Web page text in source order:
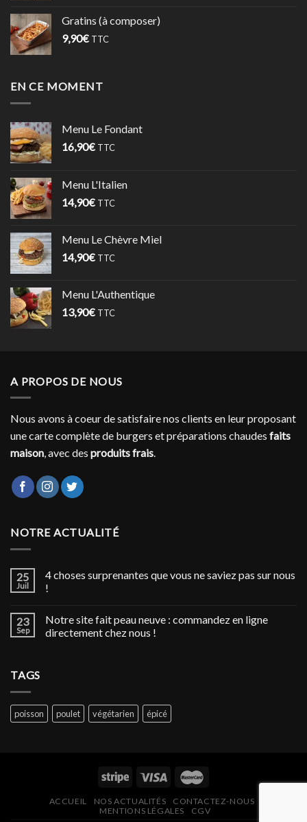
Gratins (à composer)
9,90€ TTC
EN CE MOMENT
Menu Le Fondant
16,90€ TTC
Menu L'Italien
14,90€ TTC
Menu Le Chèvre Miel
14,90€ TTC
Menu L'Authentique
13,90€ TTC
A PROPOS DE NOUS
Nous avons à coeur de satisfaire nos clients en leur proposant
une carte complète de burgers et préparations chaudes faits
maison, avec des produits frais.
NOTRE ACTUALITÉ
25
Juil
4 choses surprenantes que vous ne saviez pas sur nous
!
23
Sep
Notre site fait peau neuve : commandez en ligne
directement chez nous !
TAGS
poisson poulet végétarien épicé
ACCUEIL NOS ACTUALITÉS
CONTACTEZ-NOUS
MENTIONS LÉGALES
CGV